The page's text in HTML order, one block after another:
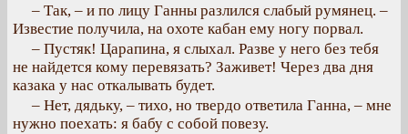
– Так, – и по лицу Ганны разлился слабый румянец. –
Известие получила, на охоте кабан ему ногу порвал.
– Пустяк! Царапина, я слыхал. Разве у него без тебя
не найдется кому перевязать? Заживет! Через два дня
казака у нас откалывать будет.
– Нет, дядьку, – тихо, но твердо ответила Ганна, – мне
нужно поехать: я бабу с собой повезу.